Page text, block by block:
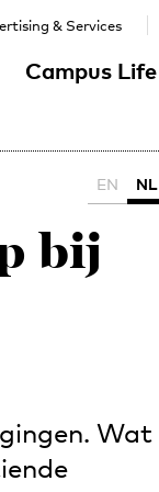
Campus Life
& Services
EN NL
bij
Wat